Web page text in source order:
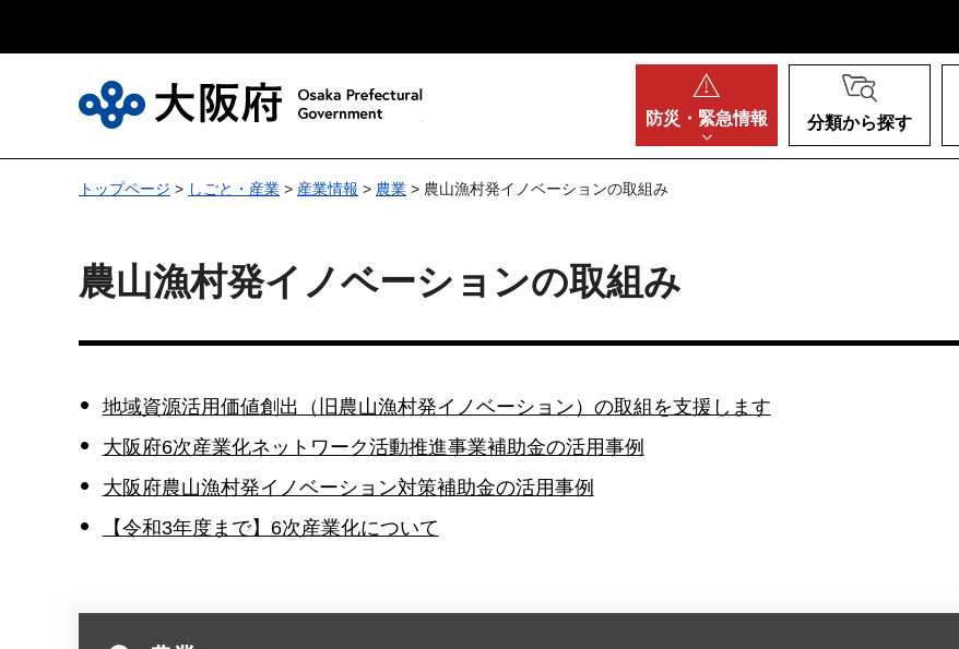
防災・ 緊急情報 分類から探す
トップページ > しごと・産業 > 産業情報 > 農業 > 農山漁村発イノベーションの取組み
農山漁村発イノベーションの取組み
地域資源活用価値創出（旧農山漁村発イノベーション）の取組を支援します
大阪府6次産業化ネットワーク活動推進事業補助金の活用事例
大阪府農山漁村発イノベーション対策補助金の活用事例
【令和3年度まで】6次産業化について